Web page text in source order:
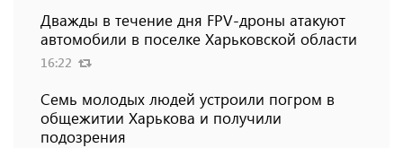
Дважды в течение дня FPV-дроны атакуют
автомобили в поселке Харьковской области
16:22
Семь молодых людей устроили погром в
общежитии Харькова и получили
подозрения